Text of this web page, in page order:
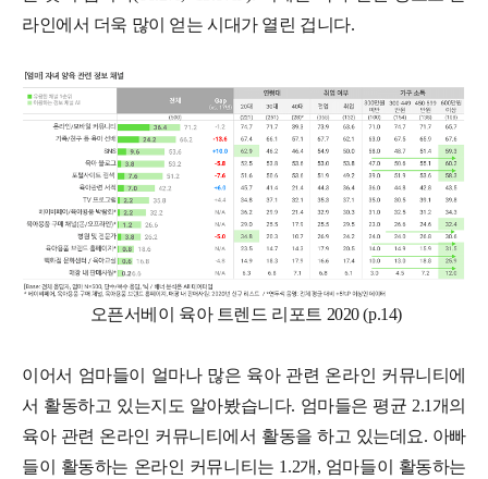
라인에서 더욱 많이 얻는 시대가 열린 겁니다.
오픈서베이 육아 트렌드 리포트 2020 (p.14)
이어서 엄마들이 얼마나 많은 육아 관련 온라인 커뮤니티에
서 활동하고 있는지도 알아봤습니다. 엄마들은 평균 2.1개의
육아 관련 온라인 커뮤니티에서 활동을 하고 있는데요. 아빠
들이 활동하는 온라인 커뮤니티는 1.2개, 엄마들이 활동하는